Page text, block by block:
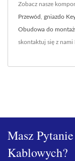
Zobacz nasze
Przewód gniazdo
Obudowa do
skontaktuj się z nami
Masz
Kablowych?